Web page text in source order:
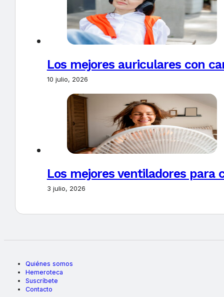
Los mejores auriculares con
10 julio, 2026
Los mejores ventiladores para
3 julio, 2026
Quiénes somos
Hemeroteca
Suscríbete
Contacto